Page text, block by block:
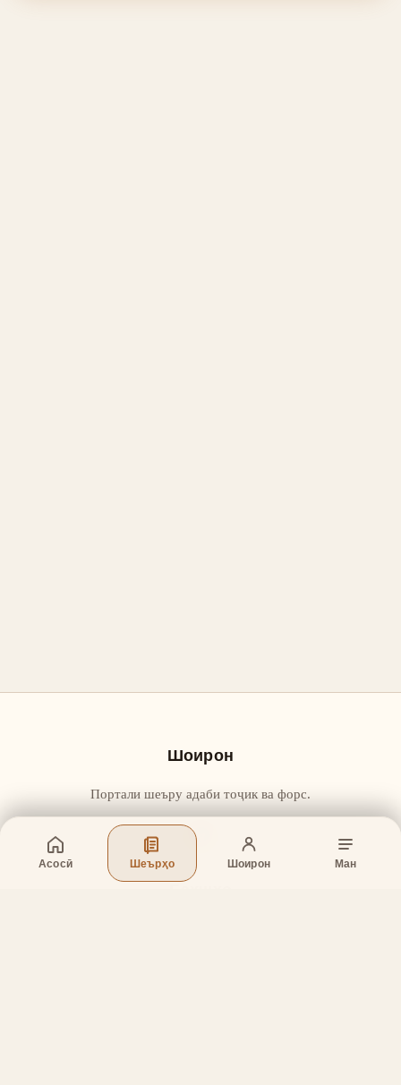
Асосӣ Шеърҳо Шоирон Ман
Шоирон
Портали шеъру адаби тоҷик ва форс.